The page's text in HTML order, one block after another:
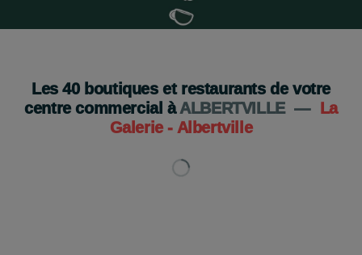
Les40boutiques et restaurants de votre
centre commercial àALBERTVILLE —
La
Galerie - Albertville